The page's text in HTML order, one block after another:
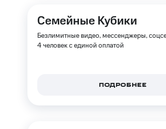
Откладывайте деньги и
АкцииУсловия
Тарифы RED, РИИЛ и
Семейные Кубики
Безлимитные видео, мессенджеры,
4 человек с единой оплатой
ПОДРОБНЕЕ